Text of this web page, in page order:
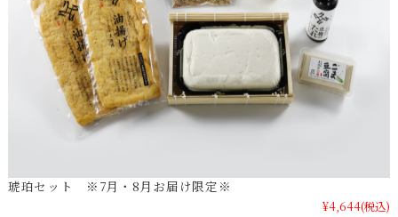
琥珀セット ※7月・8月お届け限定※
¥4,644(税込)